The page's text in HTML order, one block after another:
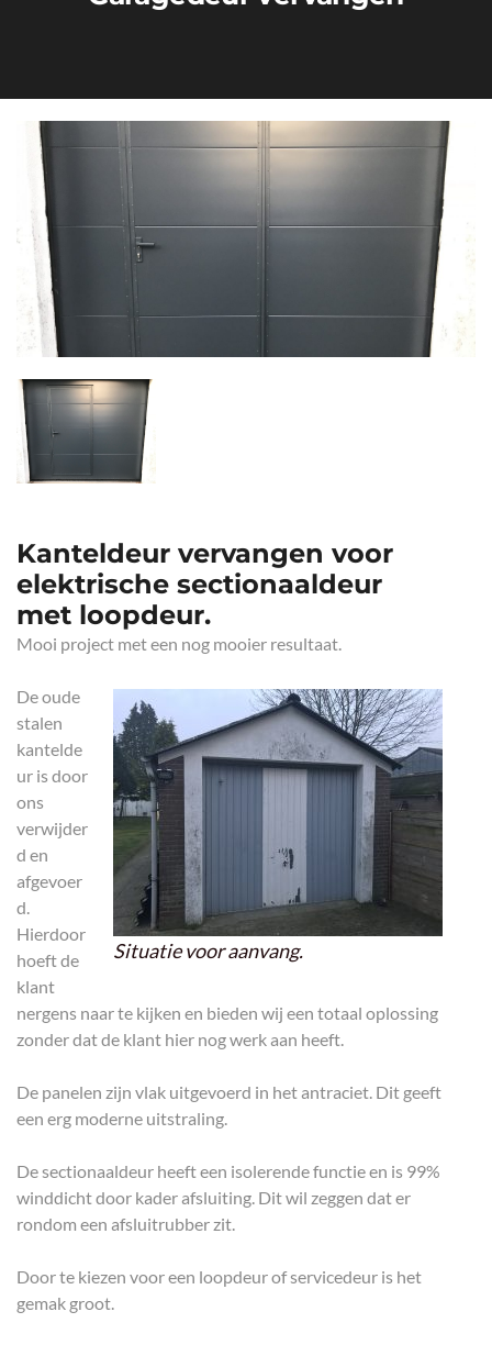
Kanteldeur vervangen voor
elektrische sectionaaldeur
met loopdeur.
Mooi project met een nog mooier resultaat.
Situatie voor aanvang.
De oude
stalen
kantelde
ur is door
ons
verwijder
d en
afgevoer
d.
Hierdoor
hoeft de
klant
nergens naar te kijken en bieden wij een totaal oplossing
zonder dat de klant hier nog werk aan heeft.
De panelen zijn vlak uitgevoerd in het antraciet. Dit geeft
een erg moderne uitstraling.
De sectionaaldeur heeft een isolerende functie en is 99%
winddicht door kader afsluiting. Dit wil zeggen dat er
rondom een afsluitrubber zit.
Door te kiezen voor een loopdeur of servicedeur is het
gemak groot.